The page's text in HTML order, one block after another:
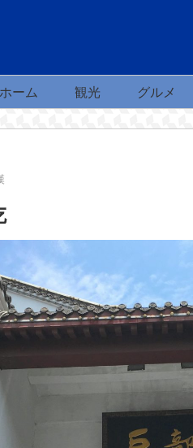
ホーム 観光 グルメ